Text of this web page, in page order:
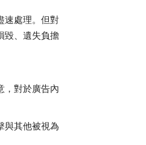
速處理。但對
毀、遺失負擔
，對於廣告內
與其他被視為